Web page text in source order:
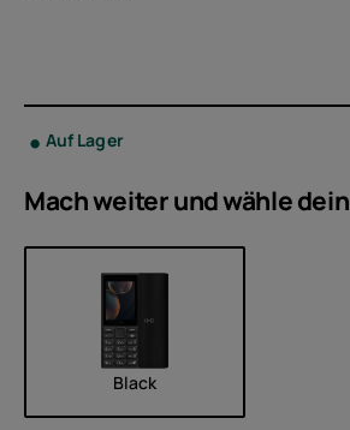
Auf Lager
Mach weiter und wähle dein
Black